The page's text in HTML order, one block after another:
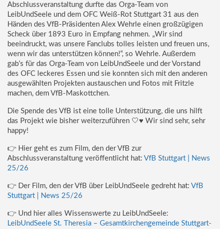
Abschlussveranstaltung durfte das Orga-Team von
LeibUndSeele und dem OFC Weiß-Rot Stuttgart 31 aus den
Händen des VfB-Präsidenten Alex Wehrle einen großzügigen
Scheck über 1893 Euro in Empfang nehmen. „Wir sind
beeindruckt, was unsere Fanclubs tolles leisten und freuen uns,
wenn wir das unterstützen können!“, so Wehrle. Außerdem
gab’s für das Orga-Team von LeibUndSeele und der Vorstand
des OFC leckeres Essen und sie konnten sich mit den anderen
ausgewählten Projekten austauschen und Fotos mit Fritzle
machen, dem VfB-Maskottchen.
Die Spende des VfB ist eine tolle Unterstützung, die uns hilft
das Projekt wie bisher weiterzuführen 🤍♥️ Wir sind sehr, sehr
happy!
👉 Hier geht es zum Film, den der VfB zur
Abschlussveranstaltung veröffentlicht hat: VfB Stuttgart | News
25/26
👉 Der Film, den der VfB über LeibUndSeele gedreht hat: VfB
Stuttgart | News 25/26
👉 Und hier alles Wissenswerte zu LeibUndSeele:
LeibUndSeele St. Theresia – Gesamtkirchengemeinde Stuttgart-